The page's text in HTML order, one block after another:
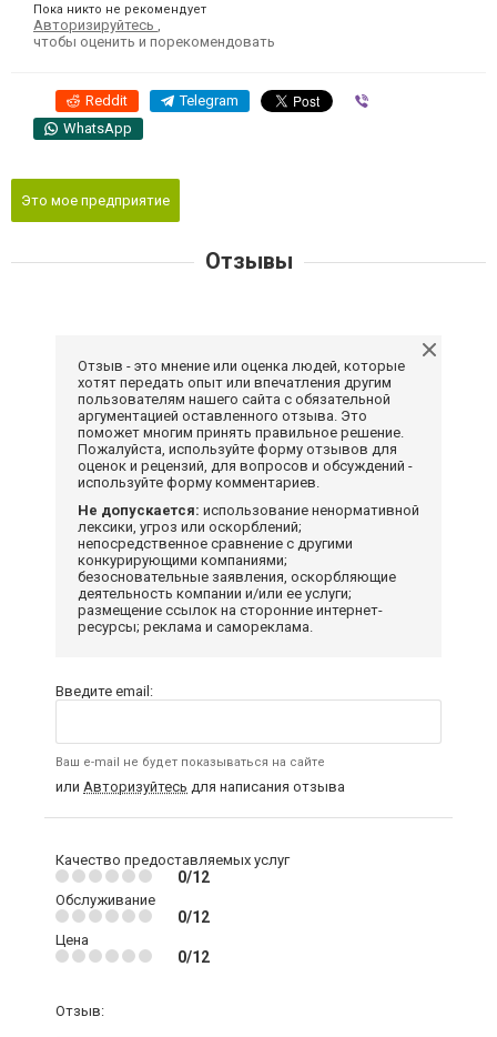
Пока никто не рекомендует
Авторизируйтесь
чтобы оценить и порекомендовать
Reddit Telegram
WhatsApp
Это мое предприятие
Отзывы
Отзыв - это мнение или оценка людей, которые
хотят передать опыт или впечатления другим
пользователям нашего сайта с обязательной
аргументацией оставленного отзыва. Это
поможет многим принять правильное решение.
Пожалуйста, используйте форму отзывов для
оценок и рецензий, для вопросов и обсуждений -
используйте форму комментариев.
Не допускается: использование ненормативной
лексики, угроз или оскорблений;
непосредственное сравнение с другими
конкурирующими компаниями;
безосновательные заявления, оскорбляющие
деятельность компании и/или ее услуги;
размещение ссылок на сторонние интернет-
ресурсы; реклама и самореклама.
Введите email:
Ваш e-mail не будет показываться на сайте
или Авторизуйтесь для написания отзыва
Качество предоставляемых услуг
0/12
Обслуживание
0/12
Цена
0/12
Отзыв: